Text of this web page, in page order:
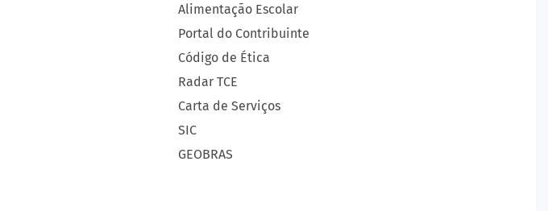
Alimentação Escolar
Portal do Contribuinte
Código de Ética
Radar TCE
Carta de Serviços
SIC
GEOBRAS